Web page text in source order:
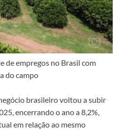
de empregos no Brasil com
do campo
brasileiro voltou a subir
encerrando o ano a 8,2%,
em relação ao mesmo